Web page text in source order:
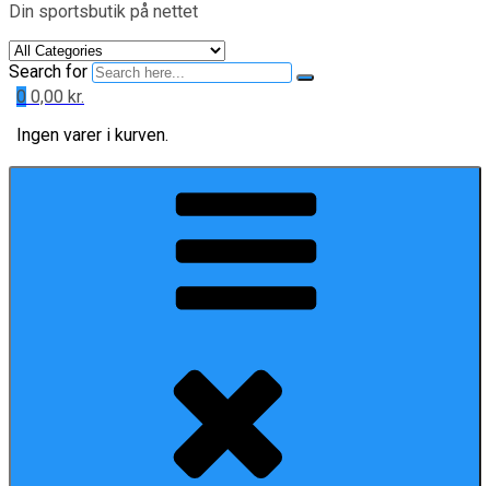
Din sportsbutik på nettet
Search for
0 0,00 kr.
Ingen varer i kurven.